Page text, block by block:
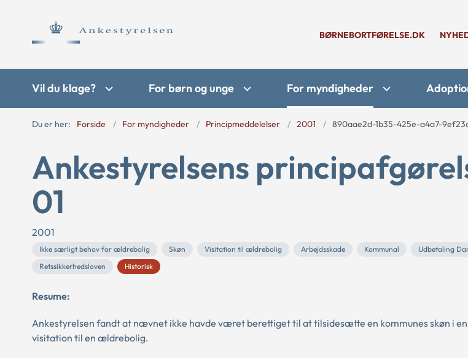
BØRNEBORTFØRELSE.DK
Vil du klage? For børn og unge For myndigheder
Du er her: Forside For myndigheder Principmeddelelser 2001 890aae2d-1b35-425e-a4a7-
Ankestyrelsens
01
2001
Ikke særligt behov for ældrebolig Skøn Visitation til ældrebolig Arbejdsskade Kommunal Udbetaling
Retssikkerhedsloven
Historisk
Resume:
Ankestyrelsen fandt at nævnet ikke havde været berettiget til at tilsidesætte en kommunes skøn i
visitation til en ældrebolig.